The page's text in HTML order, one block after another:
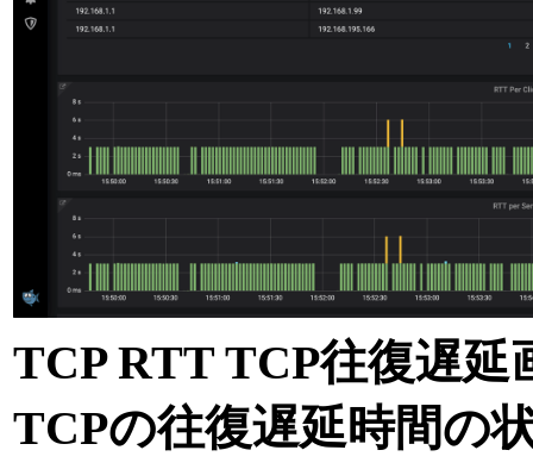
TCP RTT TCP往復遅延
TCPの往復遅延時間の